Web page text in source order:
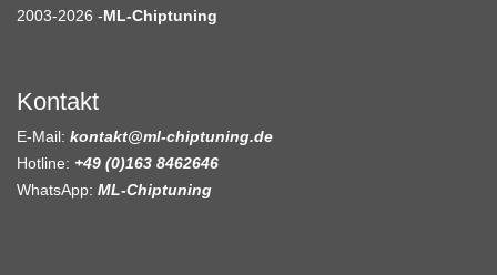
2003-2026 -ML-Chiptuning
Kontakt
E-Mail: kontakt@ml-chiptuning.de
Hotline: +49 (0)163 8462646
WhatsApp: ML-Chiptuning